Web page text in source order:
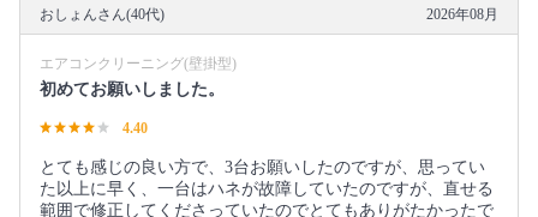
おしょんさん(40代) 2026年08月
エアコンクリーニング(壁掛型)
初めてお願いしました。
4.40
とても感じの良い方で、3台お願いしたのですが、思ってい
た以上に早く、一台はハネが故障していたのですが、直せる
範囲で修正してくださっていたのでとてもありがたかったで